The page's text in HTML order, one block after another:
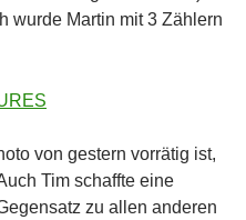
wurde Martin mit 3 Zählern
von gestern vorrätig ist,
Tim schaffte eine
zu allen anderen